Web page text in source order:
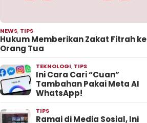
NEWS, TIPS
Hukum Memberikan Zakat Fitrah ke
Orang Tua
TEKNOLOGI, TIPS
Ini Cara Cari “Cuan”
Tambahan Pakai Meta AI
WhatsApp!
TIPS
Ramai di Media Sosial, Ini